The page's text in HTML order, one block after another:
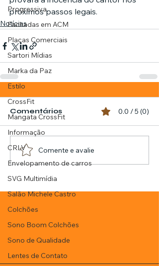
Progressiva
Fachadas em ACM
Placas Comerciais
Sartori Mídias
Marka da Paz
Estilo
CrossFit
Mangata CrossFit
Informação
CRLV
Envelopamento de carros
SVG Multimídia
Salão Michele Castro
Colchões
Sono Boom Colchões
Sono de Qualidade
Lentes de Contato
próximos passos legais.
Notícias
Comentários 0.0 / 5 (0)
Comente e avalie